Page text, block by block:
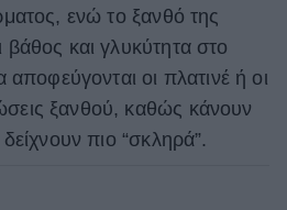
ενώ το ξανθό της
και γλυκύτητα στο
οι πλατινέ ή οι
ξανθού, καθώς κάνουν
πιο “σκληρά”.